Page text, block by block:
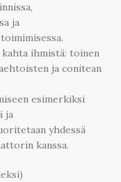
ja
ihmistä: toinen
ja conitean
esimerkiksi
ja
yhdessä
kanssa.